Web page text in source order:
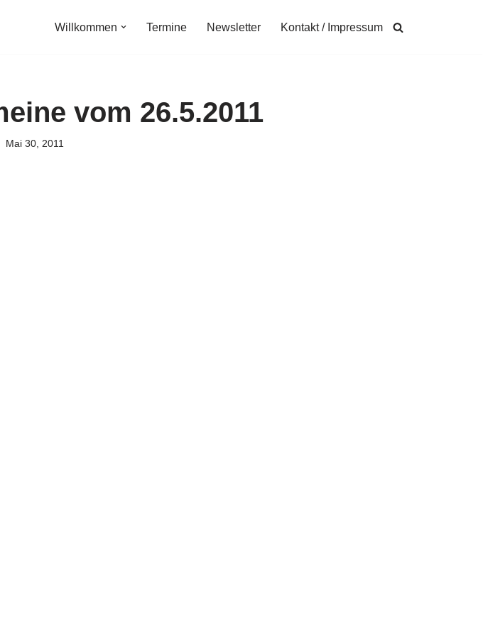
Willkommen Termine Newsletter Kontakt / Impressum
vom 26.5.2011
Mai 30, 2011